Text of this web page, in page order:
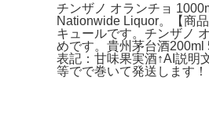
チンザノ オランチョ
Nationwide Liquor。【商
キュールです。チンザノ
めです。貴州茅台酒200ml
表記：甘味果実酒↑AI説明
等でで巻いて発送します！